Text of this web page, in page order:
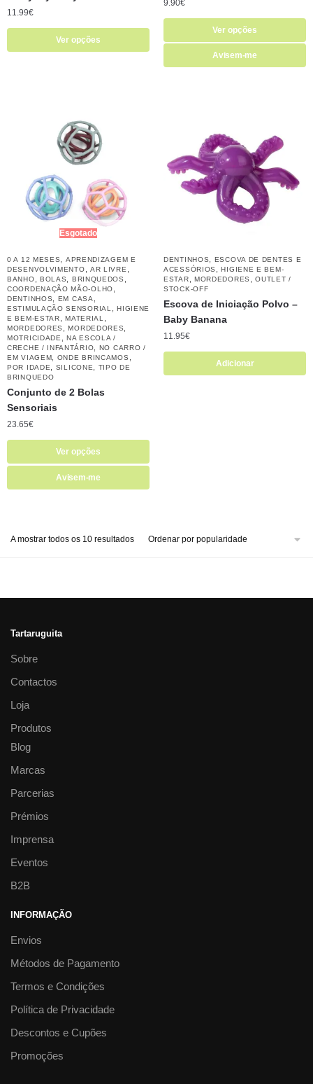
11.99€
Ver opções
9.90€
Ver opções
Avisem-me
Esgotado
0 A 12 MESES
APRENDIZAGEM E
DESENVOLVIMENTO
AR LIVRE
BANHO BOLAS BRINQUEDOS
COORDENAÇÃO MÃO-OLHO
DENTINHOS EM CASA
ESTIMULAÇÃO SENSORIAL ,HIGIENE
E BEM-ESTAR
,MATERIAL
MORDEDORES ,MORDEDORES
MOTRICIDADE ,NA ESCOLA /
CRECHE / INFANTÁRIO
NO CARRO /
EM VIAGEM
ONDE BRINCAMOS
POR IDADE SILICONE
TIPO DE
BRINQUEDO
Conjunto de 2 Bolas
Sensoriais
23.65€
Ver opções
Avisem-me
DENTINHOS
ESCOVA DE DENTES E
ACESSÓRIOS
,HIGIENE E BEM-
ESTAR
MORDEDORES ,OUTLET /
STOCK-OFF
Escova de Iniciação Polvo –
Baby Banana
11.95€
Adicionar
A mostrar todos os 10 resultados
Tartaruguita
Sobre
Contactos
Loja
Produtos
Blog
Marcas
Parcerias
Prémios
Imprensa
Eventos
B2B
INFORMAÇÃO
Envios
Métodos de Pagamento
Termos e Condições
Política de Privacidade
Descontos e Cupões
Promoções